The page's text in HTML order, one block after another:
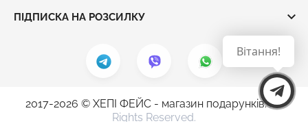
ПІДПИСКА НА РОЗСИЛКУ 
2017-2026 © ХЕПІ ФЕЙС - магазин подарунків.All
Rights Reserved.
Вітання!